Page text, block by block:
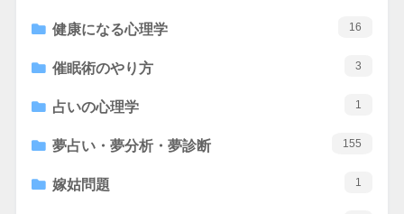
健康になる心理学 16
催眠術のやり方 3
占いの心理学 1
夢占い・夢分析・夢診断 155
嫁姑問題 1